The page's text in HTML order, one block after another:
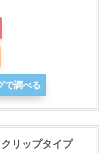
で調べる
リップタイプ